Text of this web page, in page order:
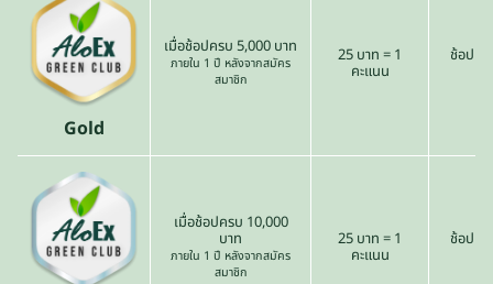
Gold
เมื่อช้อปครบ 5,000 บาท
ภายใน 1 ปี หลังจากสมัคร
สมาชิก
25 บาท = 1
คะแนน
ช้อปเดื
เมื่อช้อปครบ 10,000
บาท
ภายใน 1 ปี หลังจากสมัคร
สมาชิก
25 บาท = 1
คะแนน
ช้อปเดื